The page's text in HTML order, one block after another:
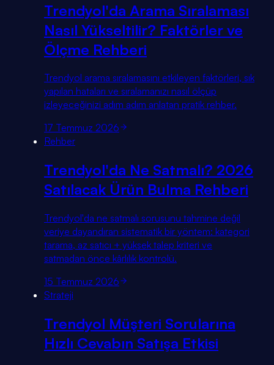
Trendyol'da Arama Sıralaması
Nasıl Yükseltilir? Faktörler ve
Ölçme Rehberi
Trendyol arama sıralamasını etkileyen faktörleri, sık
yapılan hataları ve sıralamanızı nasıl ölçüp
izleyeceğinizi adım adım anlatan pratik rehber.
17 Temmuz 2026
Rehber
Trendyol'da Ne Satmalı? 2026
Satılacak Ürün Bulma Rehberi
Trendyol'da ne satmalı sorusunu tahmine değil
veriye dayandıran sistematik bir yöntem: kategori
tarama, az satıcı + yüksek talep kriteri ve
satmadan önce kârlılık kontrolü.
15 Temmuz 2026
Strateji
Trendyol Müşteri Sorularına
Hızlı Cevabın Satışa Etkisi